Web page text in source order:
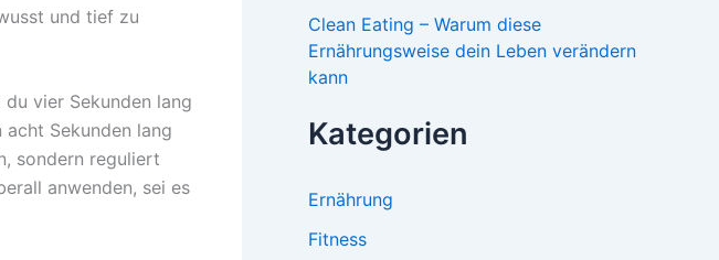
und tief zu
vier Sekunden lang
Sekunden lang
sondern reguliert
anwenden, sei es
Clean Eating – Warum diese
Ernährungsweise dein Leben verändern
kann
Kategorien
Ernährung
Fitness